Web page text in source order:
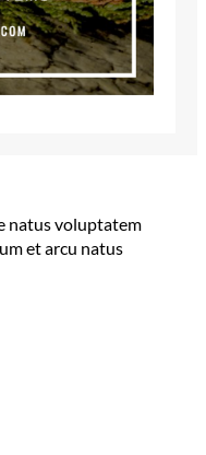
natus voluptatem
et arcu natus